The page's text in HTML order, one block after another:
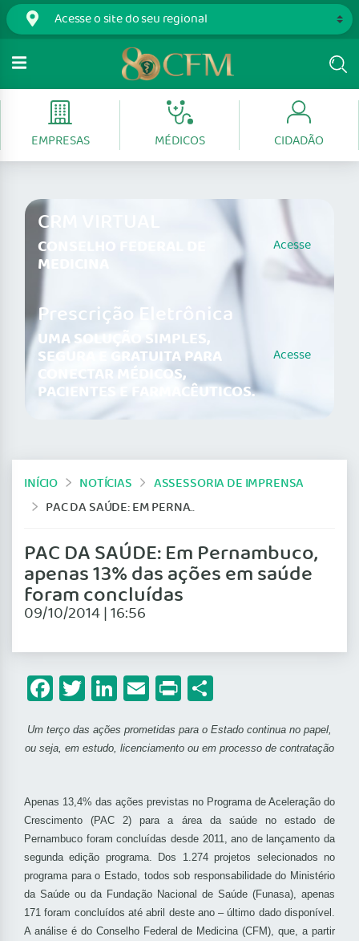
EMPRESAS MÉDICOS CIDADÃO
CRM VIRTUAL
CONSELHO FEDERAL DE
MEDICINA
Acesse
Prescrição Eletrônica
UMA SOLUÇÃO SIMPLES,
SEGURA E GRATUITA PARA
CONECTAR MÉDICOS,
PACIENTES E FARMACÊUTICOS.
Acesse
INÍCIO NOTÍCIAS
ASSESSORIA DE IMPRENSA
PAC DA SAÚDE: EM PERNAMBUCO, APENAS 13% DAS AÇÕES EM SAÚDE FORAM CONCLUÍDAS
PAC DA SAÚDE: Em Pernambuco,
apenas 13% das ações em saúde
foram concluídas
09/10/2014 | 16:56
Facebook
Twitter
LinkedIn
Email
Print
Um terço das ações prometidas para o Estado continua no papel,
ou seja, em estudo, licenciamento ou em processo de contratação
Apenas 13,4% das ações previstas no Programa de Aceleração do
Crescimento (PAC 2) para a área da saúde no estado de
Pernambuco foram concluídas desde 2011, ano de lançamento da
segunda edição programa. Dos 1.274 projetos selecionados no
programa para o Estado, todos sob responsabilidade do Ministério
da Saúde ou da Fundação Nacional de Saúde (Funasa), apenas
171 foram concluídos até abril deste ano – último dado disponível.
A análise é do Conselho Federal de Medicina (CFM), que, a partir